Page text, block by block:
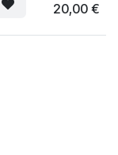
20,00€